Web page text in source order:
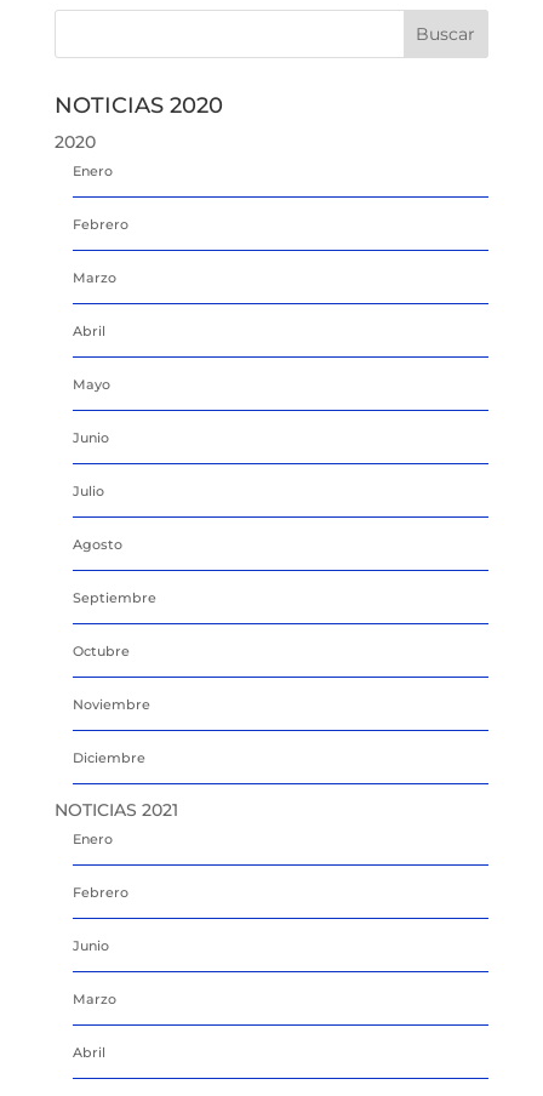
NOTICIAS 2020
2020
Enero
Febrero
Marzo
Abril
Mayo
Junio
Julio
Agosto
Septiembre
Octubre
Noviembre
Diciembre
NOTICIAS 2021
Enero
Febrero
Junio
Marzo
Abril